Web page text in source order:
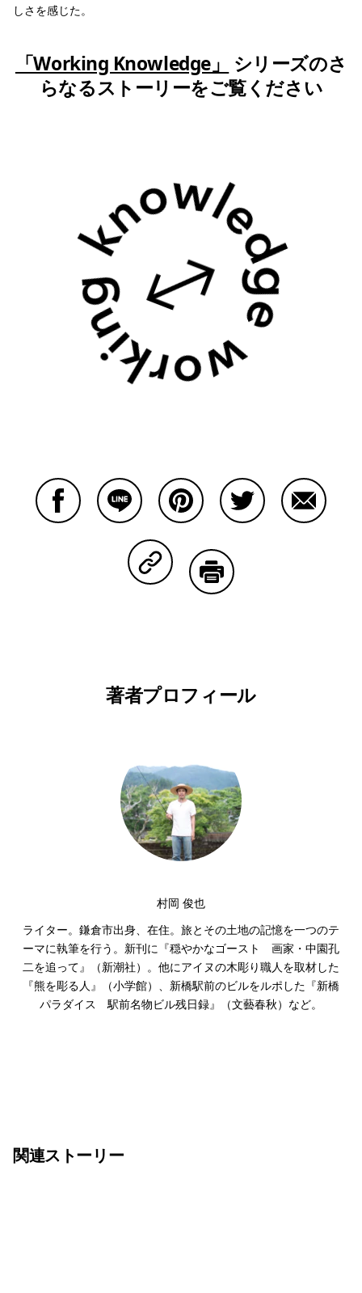
しさを感じた。
「Working Knowledge」
シリーズのさ
らなるストーリーをご覧ください
Copy Linkで共有する
著者プロフィール
村岡 俊也
ライター。鎌倉市出身、在住。旅とその土地の記憶を一つのテ
ーマに執筆を行う。新刊に『穏やかなゴースト 画家・中園孔
二を追って』（新潮社）。他にアイヌの木彫り職人を取材した
『熊を彫る人』（小学館）、新橋駅前のビルをルポした『新橋
パラダイス 駅前名物ビル残日録』（文藝春秋）など。
関連ストーリー